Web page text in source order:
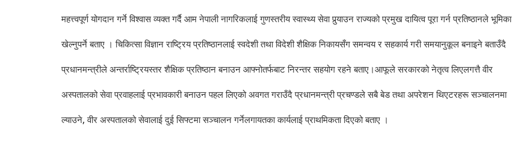
महत्त्वपूर्ण योगदान गर्ने विश्वास व्यक्त गर्दै आम नेपाली नागरिकलाई गुणस्तरीय स्वास्थ्य सेवा पुर्‍याउन राज्यको प्रमुख दायित्व पूरा गर्न प्रतिष्ठानले भूमिका
खेल्नुपर्ने बताए ।चिकित्सा विज्ञान राष्ट्रिय प्रतिष्ठानलाई स्वदेशी तथा विदेशी शैक्षिक निकायसँग समन्वय र सहकार्य गरी समयानुकूल बनाइने बताउँदै
प्रधानमन्त्रीले अन्तर्राष्ट्रियस्तर शैक्षिक प्रतिष्ठान बनाउन आफ्नोतर्फबाट निरन्तर सहयोग रहने बताए।आफूले सरकारको नेतृत्व लिएलगत्तै वीर
अस्पतालको सेवा प्रवाहलाई प्रभावकारी बनाउन पहल लिएको अवगत गराउँदै प्रधानमन्त्री प्रचण्डले सबै बेड तथा अपरेशन थिएटरहरू सञ्चालनमा
ल्याउने, वीर अस्पतालको सेवालाई दुई सिफ्टमा सञ्चालन गर्नेलगायतका कार्यलाई प्राथमिकता दिएको बताए ।